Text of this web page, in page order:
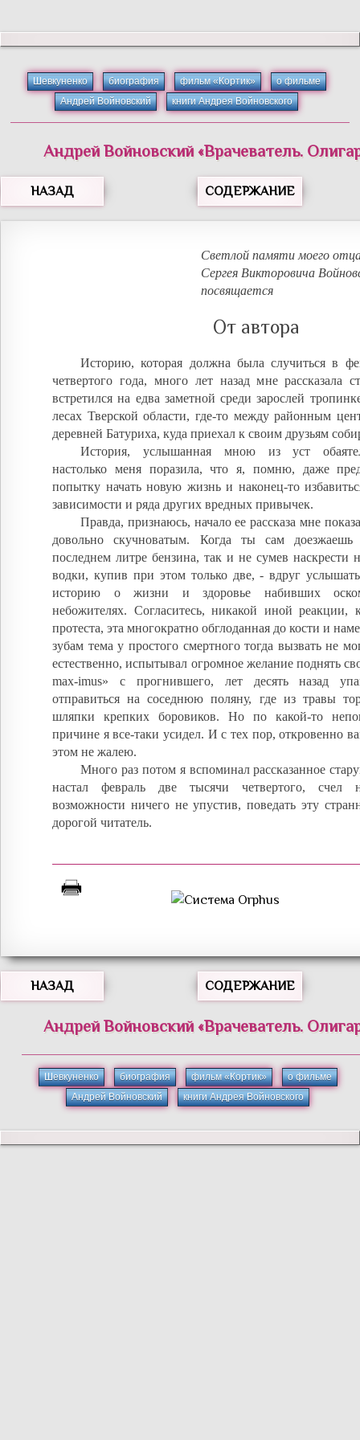
Шевкуненко биография фильм «Кортик»
о фильме
Андрей Войновский
книги Андрея Войновского
Андрей Войновский«Врачеватель.
НАЗАД СОДЕРЖАНИЕ
Светлой памяти моего
Сергея Викторовича
посвящается
От автора
Историю, которая должна была случиться в
четвертого года, много лет назад мне рассказала
встретился на едва заметной среди зарослей
лесах Тверской области, где-то между районным
деревней Батуриха, куда приехал к своим друзьям
История, услышанная мною из уст
настолько меня поразила, что я, помню, даже
попытку начать новую жизнь и наконец-то
зависимости и ряда других вредных привычек.
Правда, признаюсь, начало ее рассказа мне
довольно скучноватым. Когда ты сам
последнем литре бензина, так и не сумев наскрести
водки, купив при этом только две, - вдруг
историю о жизни и здоровье набивших
небожителях. Согласитесь, никакой иной реакции,
протеста, эта многократно обглоданная до кости и
зубам тема у простого смертного тогда вызвать не
естественно, испытывал огромное желание поднять
max-imus» с прогнившего, лет десять назад
отправиться на соседнюю поляну, где из травы
шляпки крепких боровиков. Но по какой-то
причине я все-таки усидел. И с тех пор, откровенно
этом не жалею.
Много раз потом я вспоминал рассказанное
настал февраль две тысячи четвертого, счел
возможности ничего не упустив, поведать эту
дорогой читатель.
НАЗАД СОДЕРЖАНИЕ
Андрей Войновский«Врачеватель.
Шевкуненко биография фильм «Кортик»
о фильме
Андрей Войновский
книги Андрея Войновского